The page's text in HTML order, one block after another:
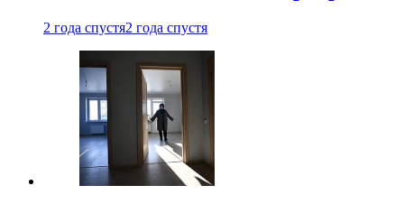
2 года спустя2 года спустя